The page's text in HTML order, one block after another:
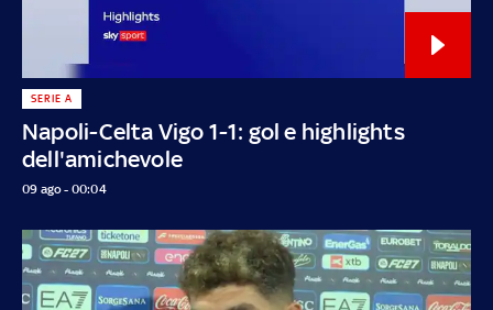
Napoli-Celta Vigo 1-1: gol e highlights
dell'amichevole
SERIE A
09 ago - 00:04